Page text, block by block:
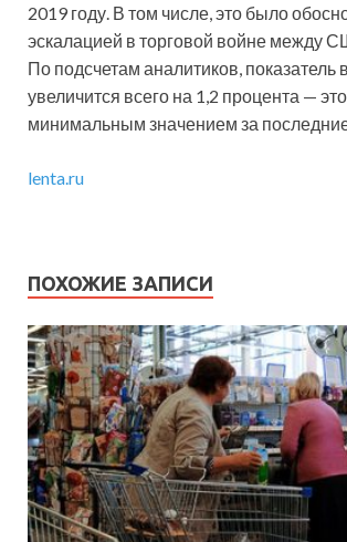
2019 году. В том числе, это было
эскалацией в торговой войне между
По подсчетам аналитиков, показатель
увеличится всего на 1,2 процента —
минимальным значением за последние
lenta.ru
ПОХОЖИЕ ЗАПИСИ